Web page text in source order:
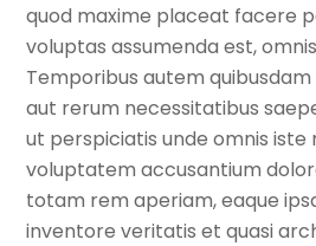
quod maxime placeat facere
voluptas assumenda est,
Temporibus autem
aut rerum necessitatibus
ut perspiciatis unde omnis iste
voluptatem accusantium
totam rem aperiam, eaque
inventore veritatis et quasi